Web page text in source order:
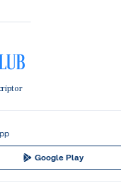
Google Play